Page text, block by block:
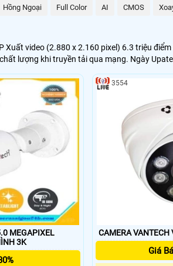
Hồng Ngoại Full Color AI CMOS
video (2.880 x 2.160 pixel) 6.3 triệu
lượng khi truyền tải qua mạng. Ngày
MEGAPIXEL
GHI HÌNH 3K
Giá
3554